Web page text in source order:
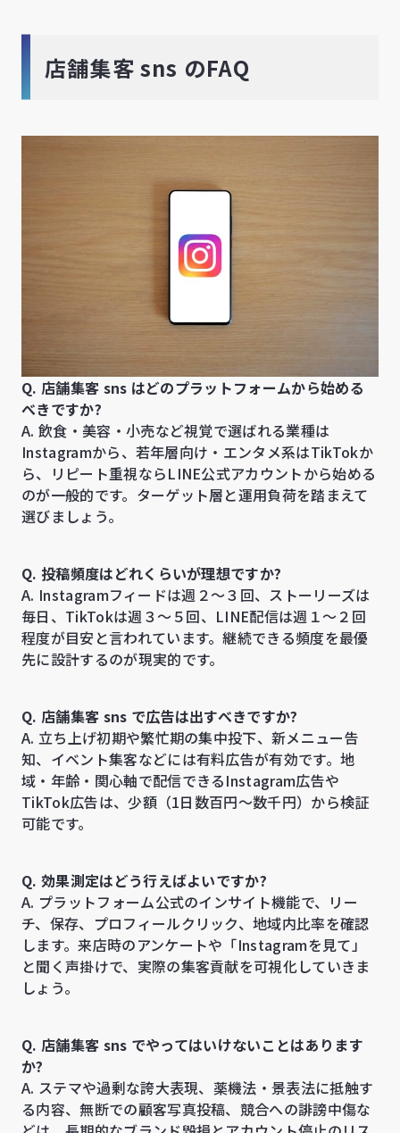
店舗集客 sns のFAQ
Q. 店舗集客 sns はどのプラットフォームから始める
べきですか?
A. 飲食・美容・小売など視覚で選ばれる業種は
Instagramから、若年層向け・エンタメ系はTikTokか
ら、リピート重視ならLINE公式アカウントから始める
のが一般的です。ターゲット層と運用負荷を踏まえて
選びましょう。
Q. 投稿頻度はどれくらいが理想ですか?
A. Instagramフィードは週２〜３回、ストーリーズは
毎日、TikTokは週３〜５回、LINE配信は週１〜２回
程度が目安と言われています。継続できる頻度を最優
先に設計するのが現実的です。
Q. 店舗集客 sns で広告は出すべきですか?
A. 立ち上げ初期や繁忙期の集中投下、新メニュー告
知、イベント集客などには有料広告が有効です。地
域・年齢・関心軸で配信できるInstagram広告や
TikTok広告は、少額（1日数百円〜数千円）から検証
可能です。
Q. 効果測定はどう行えばよいですか?
A. プラットフォーム公式のインサイト機能で、リー
チ、保存、プロフィールクリック、地域内比率を確認
します。来店時のアンケートや「Instagramを見て」
と聞く声掛けで、実際の集客貢献を可視化していきま
しょう。
Q. 店舗集客 sns でやってはいけないことはあります
か?
A. ステマや過剰な誇大表現、薬機法・景表法に抵触す
る内容、無断での顧客写真投稿、競合への誹謗中傷な